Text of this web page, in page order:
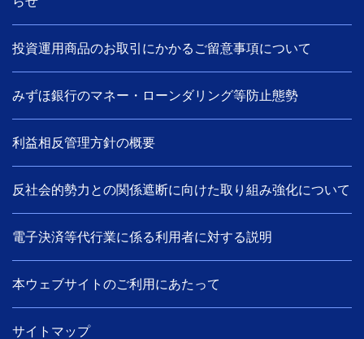
投資運用商品のお取引にかかるご留意事項について
みずほ銀行のマネー・ローンダリング等防止態勢
利益相反管理方針の概要
反社会的勢力との関係遮断に向けた取り組み強化について
電子決済等代行業に係る利用者に対する説明
本ウェブサイトのご利用にあたって
サイトマップ